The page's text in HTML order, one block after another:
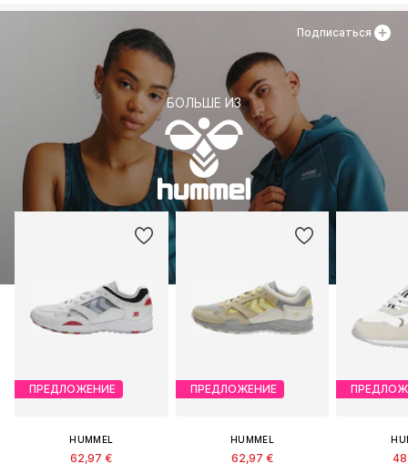
БОЛЬШЕ ИЗ
ПРЕДЛОЖЕНИЕ
HUMMEL
62,97 €
ПРЕДЛОЖЕНИЕ
HUMMEL
62,97 €
Подписаться